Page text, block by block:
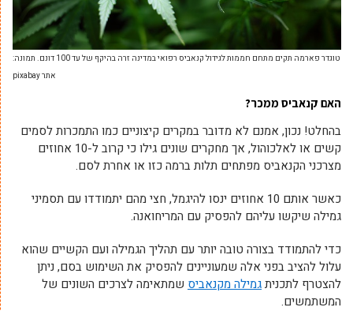
טוגדר פארמה תקים מתחם חממות לגידול קנאביס רפואי במדינה זרה בהיקף של עד 100 דונם. תמונה:
אתר pixabay
האם קנאביס ממכר?
בהחלט! נכון, אמנם לא מדובר במקרים קיצוניים כמו התמכרות לסמים
קשים או לאלכוהול, אך מחקרים שונים גילו כי קרוב ל-10 אחוזים
מצרכני הקנאביס מפתחים תלות ברמה כזו או אחרת לסם.
כאשר אותם 10 אחוזים ינסו להיגמל, חצי מהם יתמודדו עם תסמיני
גמילה שיקשו עליהם להפסיק עם המריחואנה.
כדי להתמודד בצורה טובה יותר עם תהליך הגמילה ועם הקשיים שהוא
עלול להציב בפני אלה שמעוניינים להפסיק את השימוש בסם, ניתן
להצטרף לתכניתגמילה מקנאביס שמתאימה לצרכים השונים של
המשתמשים.